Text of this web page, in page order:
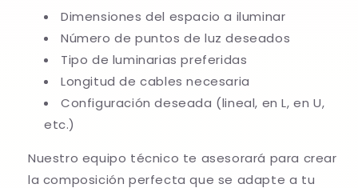
Dimensiones del espacio a iluminar
Número de puntos de luz deseados
Tipo de luminarias preferidas
Longitud de cables necesaria
Configuración deseada (lineal, en L, en U,
etc.)
Nuestro equipo técnico te asesorará para crear
la composición perfecta que se adapte a tu